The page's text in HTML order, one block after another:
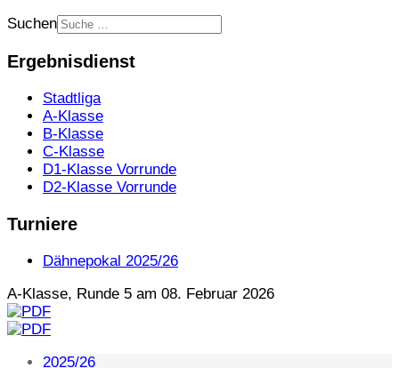
Suchen
Ergebnisdienst
Stadtliga
A-Klasse
B-Klasse
C-Klasse
D1-Klasse Vorrunde
D2-Klasse Vorrunde
Turniere
Dähnepokal 2025/26
A-Klasse, Runde 5 am 08. Februar 2026
2025/26